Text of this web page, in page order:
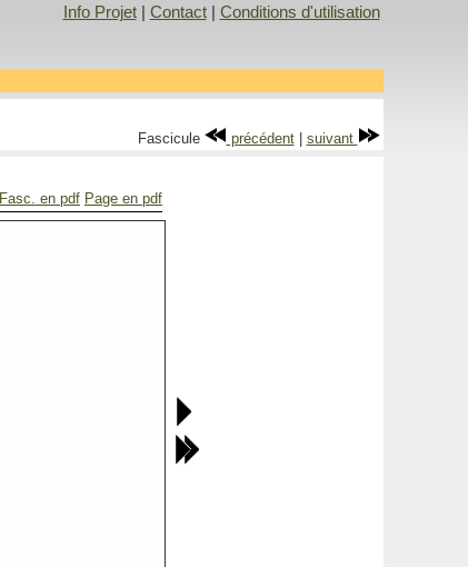
Info Projet| Contact| Conditions d'utilisation
Fascicule précédent| suivant
Fasc. en pdf Page en pdf